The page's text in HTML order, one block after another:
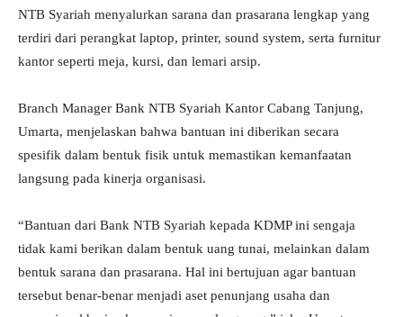
NTB Syariah menyalurkan sarana dan prasarana lengkap yang
terdiri dari perangkat laptop, printer, sound system, serta furnitur
kantor seperti meja, kursi, dan lemari arsip.
Branch Manager Bank NTB Syariah Kantor Cabang Tanjung,
Umarta, menjelaskan bahwa bantuan ini diberikan secara
spesifik dalam bentuk fisik untuk memastikan kemanfaatan
langsung pada kinerja organisasi.
“Bantuan dari Bank NTB Syariah kepada KDMP ini sengaja
tidak kami berikan dalam bentuk uang tunai, melainkan dalam
bentuk sarana dan prasarana. Hal ini bertujuan agar bantuan
tersebut benar-benar menjadi aset penunjang usaha dan